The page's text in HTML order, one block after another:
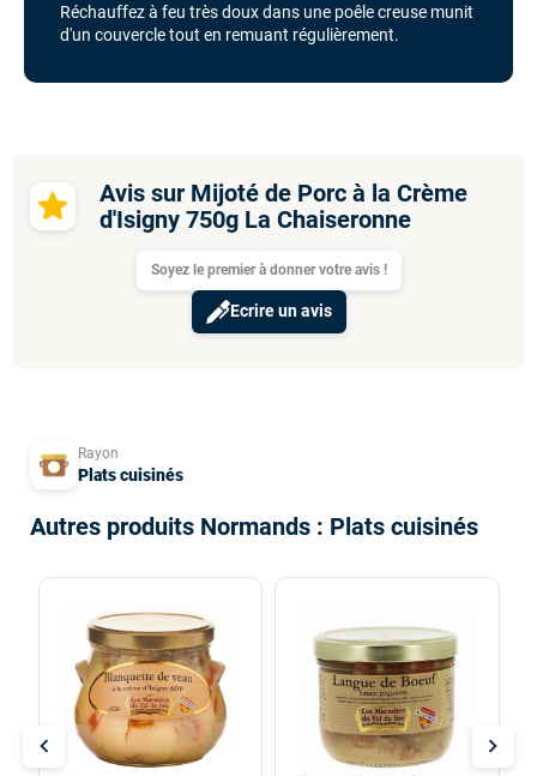
Réchauffez à feu très doux dans une poêle creuse munit
d'un couvercle tout en remuant régulièrement.
Avis sur Mijoté de Porc à la Crème
d'Isigny 750g La Chaiseronne
Soyez le premier à donner votre avis !
Ecrire un avis
Rayon
Plats cuisinés
Autres produits Normands : Plats cuisinés
chevron_left chevron_right